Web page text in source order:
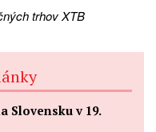
trhov XTB
Slovensku v 19.